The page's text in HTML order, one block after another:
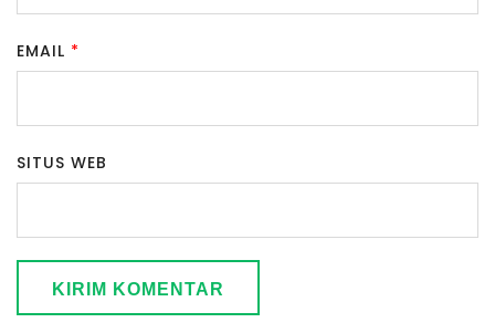
EMAIL *
SITUS WEB